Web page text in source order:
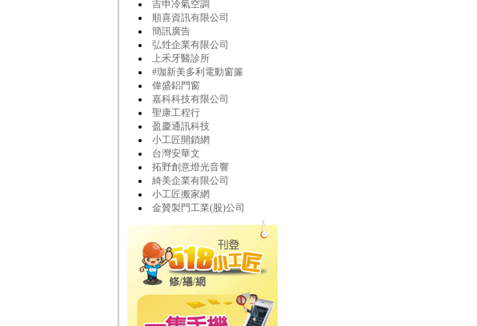
吉申冷氣空調
順喜資訊有限公司
簡訊廣告
弘甡企業有限公司
上禾牙醫診所
#珈新美多利電動窗簾
偉盛鋁門窗
嘉科科技有限公司
聖康工程行
盈慶通訊科技
小工匠開鎖網
台灣安華文
拓野創意燈光音響
綺美企業有限公司
小工匠搬家網
金贊製門工業(股)公司